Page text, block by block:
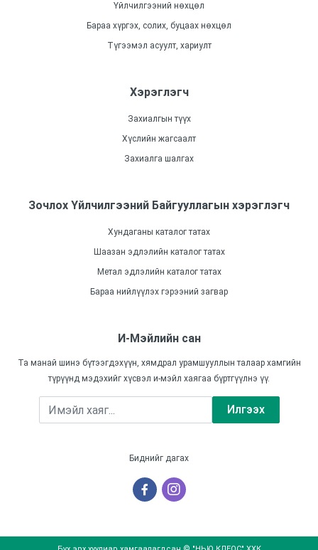
Үйлчилгээний нөхцөл
Бараа хүргэх, солих, буцаах нөхцөл
Түгээмэл асуулт, хариулт
Хэрэглэгч
Захиалгын түүх
Хүслийн жагсаалт
Захиалга шалгах
Зочлох Үйлчилгээний Байгууллагын хэрэглэгч
Хундаганы каталог татах
Шаазан эдлэлийн каталог татах
Метал эдлэлийн каталог татах
Бараа нийлүүлэх гэрээний загвар
И-Мэйлийн сан
Та манай шинэ бүтээгдэхүүн, хямдрал урамшууллын талаар хамгийн
түрүүнд мэдэхийг хүсвэл и-мэйл хаягаа бүртгүүлнэ үү.
Илгээх
Биднийг дагах